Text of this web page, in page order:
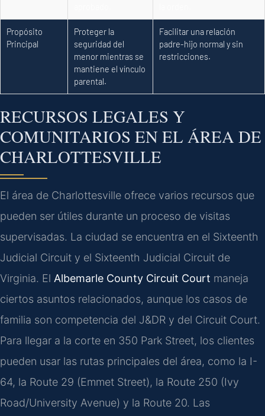
Propósito
Principal
Proteger la
seguridad del
menor mientras se
mantiene el vínculo
parental.
Facilitar una relación
padre-hijo normal y sin
restricciones.
RECURSOS LEGALES Y
COMUNITARIOS EN EL ÁREA DE
CHARLOTTESVILLE
El área de Charlottesville ofrece varios recursos que
pueden ser útiles durante un proceso de visitas
supervisadas. La ciudad se encuentra en el Sixteenth
Judicial Circuit y el Sixteenth Judicial Circuit de
Virginia. El Albemarle County Circuit Court maneja
ciertos asuntos relacionados, aunque los casos de
familia son competencia del J&DR y del Circuit Court.
Para llegar a la corte en 350 Park Street, los clientes
pueden usar las rutas principales del área, como la I-
64, la Route 29 (Emmet Street), la Route 250 (Ivy
Road/University Avenue) y la Route 20. Las